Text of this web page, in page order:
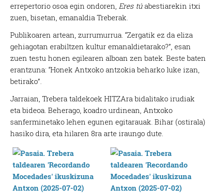
errepertorio osoa egin ondoren, Eres túabestiarekin itxi
zuen, bisetan, emanaldia Treberak.
Publikoaren artean, zurrumurrua. “Zergatik ez da eliza
gehiagotan erabiltzen kultur emanaldietarako?”, esan
zuen testu honen egilearen alboan zen batek. Beste baten
erantzuna: “Honek Antxoko antzokia beharko luke izan,
betirako”.
Jarraian, Trebera taldekoek HITZAra bidalitako irudiak
eta bideoa. Beherago, koadro urdinean, Antxoko
sanferminetako lehen egunen egitarauak. Bihar (ostirala)
hasiko dira, eta hilaren 8ra arte iraungo dute.